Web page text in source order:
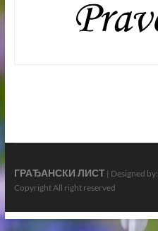
ГРАЂАНСКИ ЛИСТ| Designed by:
Copyright All right reserved